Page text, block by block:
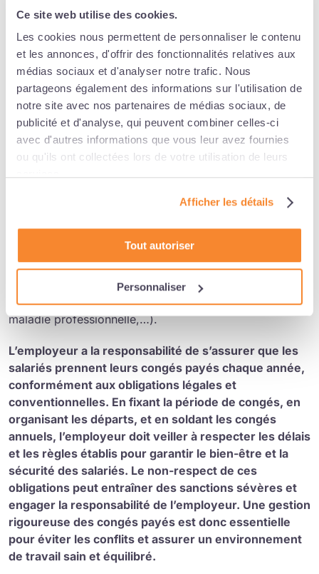
Ce site web utilise des cookies.
Les cookies nous permettent de personnaliser le contenu
et les annonces, d'offrir des fonctionnalités relatives aux
médias sociaux et d'analyser notre trafic. Nous
partageons également des informations sur l'utilisation de
notre site avec nos partenaires de médias sociaux, de
publicité et d'analyse, qui peuvent combiner celles-ci
avec d'autres informations que vous leur avez fournies
ou qu'ils ont collectées lors de votre utilisation de leurs
Afficher les détails
Tout autoriser
Personnaliser
d’acquisition. En pratique, au 31 mai de chaque année,
les congés de l’année précédente doivent être soldés,
sauf disposition différente de l’accord collectif.
Les congés devant être pris chaque année, il est interdit
de remplacer la prise de congés par le versement d’une
indemnité, sauf en cas de rupture du contrat de travail.
Responsabilité
La prise de congés payés participe au respect de
l’obligation de veiller à la santé et à la sécurité des
leur prise expose à de multiples sanctions
(indemnisation du salarié en cas de non-respect des
différentes obligations, prise d’acte de la rupture du
contrat aux torts de l’employeur, reconnaissance d’une
faute inexcusable en cas d’accident du travail ou de
maladie professionnelle,…).
L’employeur a la responsabilité de s’assurer que les
salariés prennent leurs congés payés chaque année,
conformément aux obligations légales et
conventionnelles. En fixant la période de congés, en
organisant les départs, et en soldant les congés
annuels, l’employeur doit veiller à respecter les délais
et les règles établis pour garantir le bien-être et la
sécurité des salariés. Le non-respect de ces
obligations peut entraîner des sanctions sévères et
engager la responsabilité de l’employeur. Une gestion
rigoureuse des congés payés est donc essentielle
pour éviter les conflits et assurer un environnement
de travail sain et équilibré.